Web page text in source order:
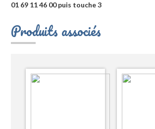
01 69 11 46 00 puis touche 3
Produits associés